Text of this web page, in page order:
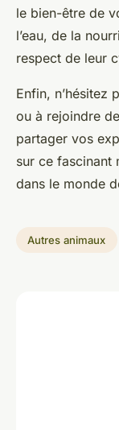
le bien-être de
l’eau, de la
respect de leur
Enfin, n’hésitez
ou à rejoindre
partager vos
sur ce fascinant
dans le monde
Autres animaux